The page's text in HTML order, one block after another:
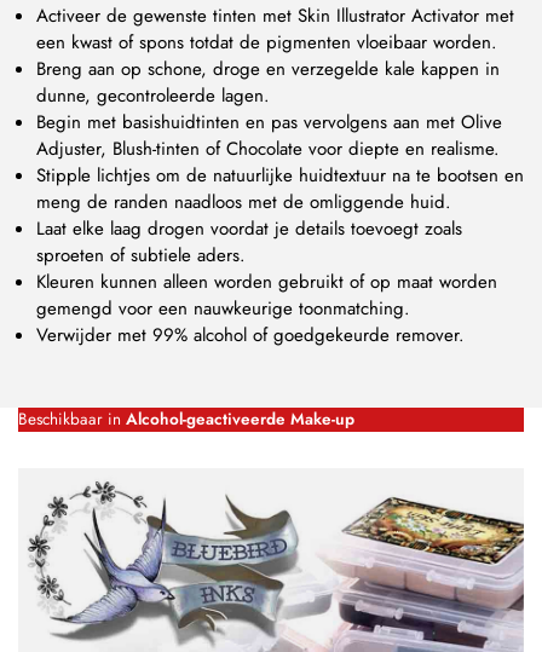
Activeer de gewenste tinten met Skin Illustrator Activator met
een kwast of spons totdat de pigmenten vloeibaar worden.
Breng aan op schone, droge en verzegelde kale kappen in
dunne, gecontroleerde lagen.
Begin met basishuidtinten en pas vervolgens aan met Olive
Adjuster, Blush-tinten of Chocolate voor diepte en realisme.
Stipple lichtjes om de natuurlijke huidtextuur na te bootsen en
meng de randen naadloos met de omliggende huid.
Laat elke laag drogen voordat je details toevoegt zoals
sproeten of subtiele aders.
Kleuren kunnen alleen worden gebruikt of op maat worden
gemengd voor een nauwkeurige toonmatching.
Verwijder met 99% alcohol of goedgekeurde remover.
Beschikbaar in Alcohol-geactiveerde Make-up